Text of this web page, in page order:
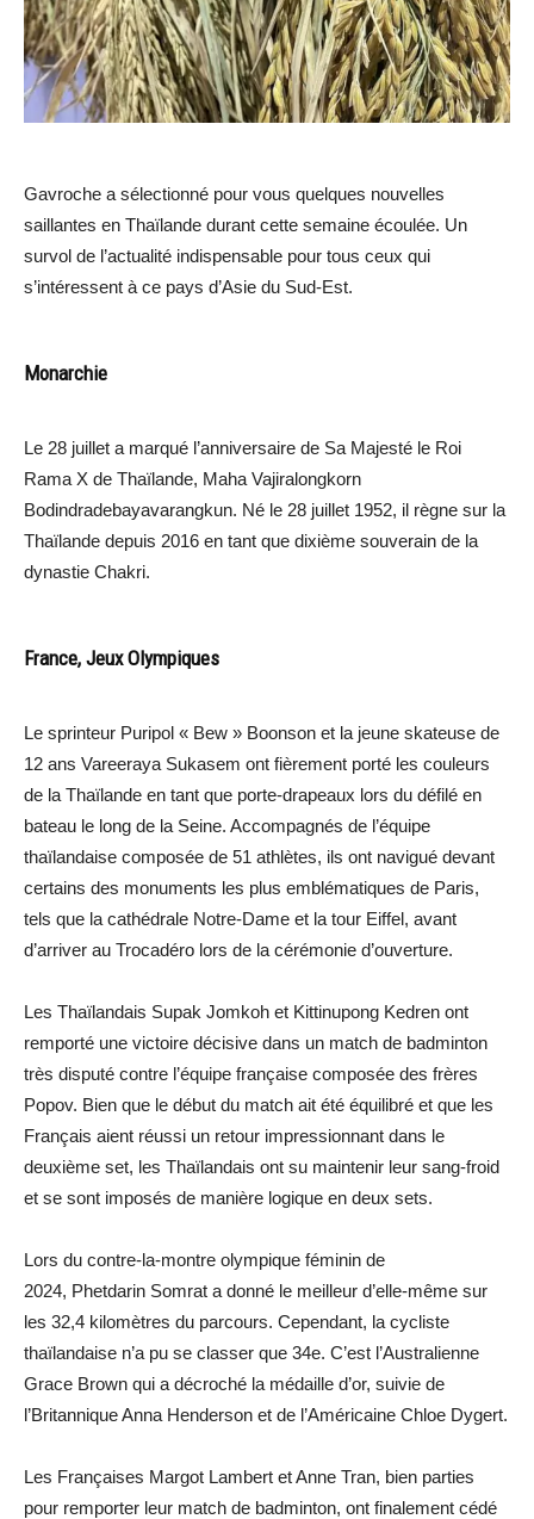
Gavroche a sélectionné pour vous quelques nouvelles
saillantes en Thaïlande durant cette semaine écoulée. Un
survol de l’actualité indispensable pour tous ceux qui
s’intéressent à ce pays d’Asie du Sud-Est.
Monarchie
Le 28 juillet a marqué l’anniversaire de Sa Majesté le Roi
Rama X de Thaïlande, Maha Vajiralongkorn
Bodindradebayavarangkun. Né le 28 juillet 1952, il règne sur la
Thaïlande depuis 2016 en tant que dixième souverain de la
dynastie Chakri.
France, Jeux Olympiques
Le sprinteur Puripol « Bew » Boonson et la jeune skateuse de
12 ans Vareeraya Sukasem ont fièrement porté les couleurs
de la Thaïlande en tant que porte-drapeaux lors du défilé en
bateau le long de la Seine. Accompagnés de l’équipe
thaïlandaise composée de 51 athlètes, ils ont navigué devant
certains des monuments les plus emblématiques de Paris,
tels que la cathédrale Notre-Dame et la tour Eiffel, avant
d’arriver au Trocadéro lors de la cérémonie d’ouverture.
Les Thaïlandais Supak Jomkoh et Kittinupong Kedren ont
remporté une victoire décisive dans un match de badminton
très disputé contre l’équipe française composée des frères
Popov. Bien que le début du match ait été équilibré et que les
Français aient réussi un retour impressionnant dans le
deuxième set, les Thaïlandais ont su maintenir leur sang-froid
et se sont imposés de manière logique en deux sets.
Lors du contre-la-montre olympique féminin de
2024, Phetdarin Somrat a donné le meilleur d’elle-même sur
les 32,4 kilomètres du parcours. Cependant, la cycliste
thaïlandaise n’a pu se classer que 34e. C’est l’Australienne
Grace Brown qui a décroché la médaille d’or, suivie de
l’Britannique Anna Henderson et de l’Américaine Chloe Dygert.
Les Françaises Margot Lambert et Anne Tran, bien parties
pour remporter leur match de badminton, ont finalement cédé